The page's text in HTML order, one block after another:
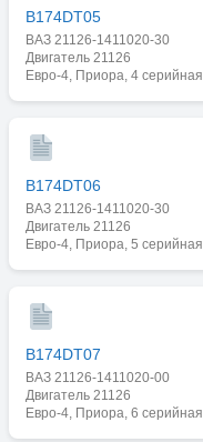
B174DT05
ВАЗ 21126-1411020-30
Двигатель 21126
Евро-4, Приора, 4 серийная
B174DT06
ВАЗ 21126-1411020-30
Двигатель 21126
Евро-4, Приора, 5 серийная
B174DT07
ВАЗ 21126-1411020-00
Двигатель 21126
Евро-4, Приора, 6 серийная